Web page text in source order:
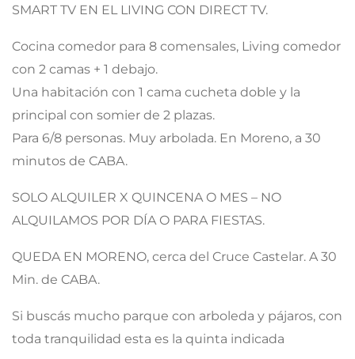
SMART TV EN EL LIVING CON DIRECT TV.
Cocina comedor para 8 comensales, Living comedor
con 2 camas + 1 debajo.
Una habitación con 1 cama cucheta doble y la
principal con somier de 2 plazas.
Para 6/8 personas. Muy arbolada. En Moreno, a 30
minutos de CABA.
SOLO ALQUILER X QUINCENA O MES – NO
ALQUILAMOS POR DÍA O PARA FIESTAS.
QUEDA EN MORENO, cerca del Cruce Castelar. A 30
Min. de CABA.
Si buscás mucho parque con arboleda y pájaros, con
toda tranquilidad esta es la quinta indicada